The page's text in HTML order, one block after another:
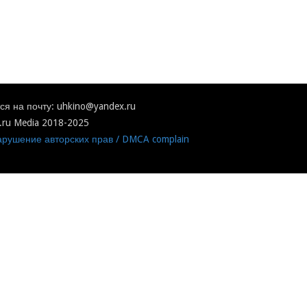
на почту: uhkino@yandex.ru
Media 2018-2025
авторских прав / DMCA complain